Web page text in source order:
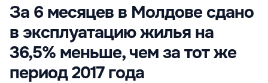
За 6 месяцев в Молдове сдано
в эксплуатацию жилья на
36,5% меньше, чем за тот же
период 2017 года